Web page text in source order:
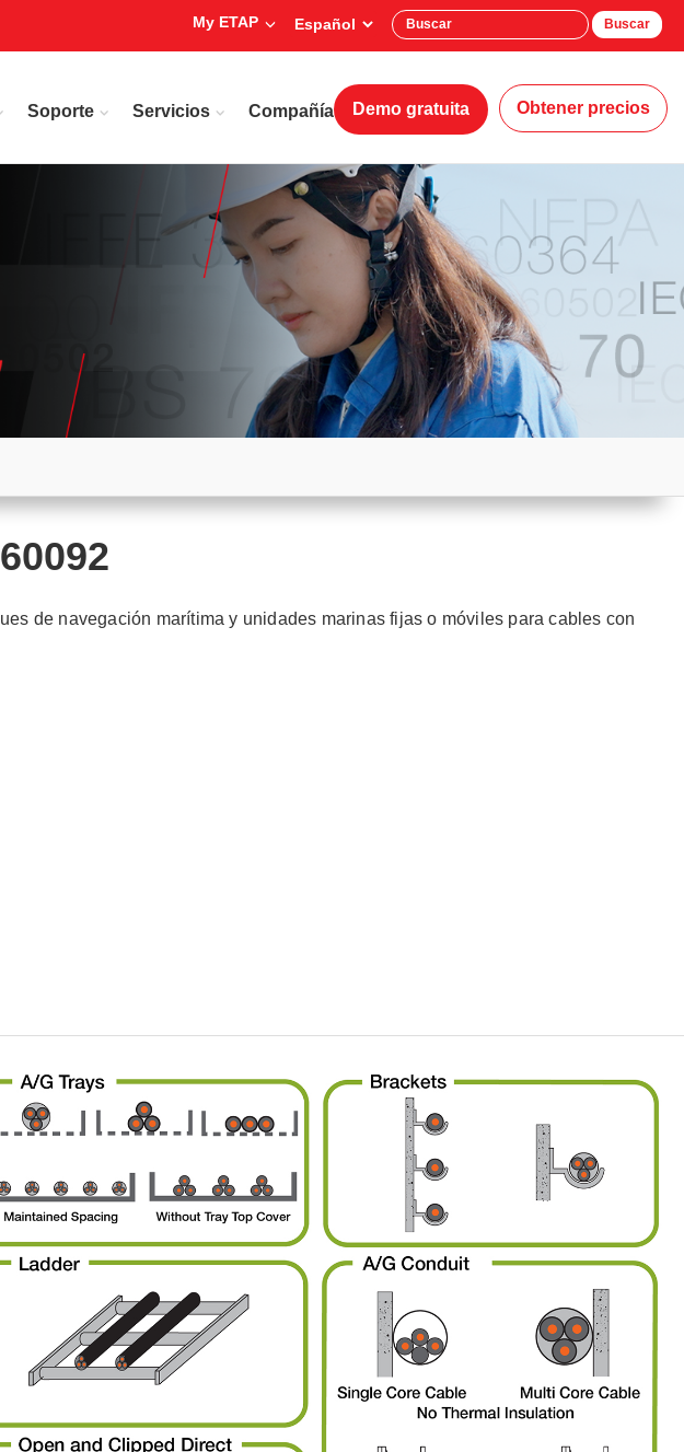
My ETAP Buscar
Soporte Servicios Compañía Demo gratuita Obtener precios
de navegación marítima y unidades marinas fijas o móviles para cables con